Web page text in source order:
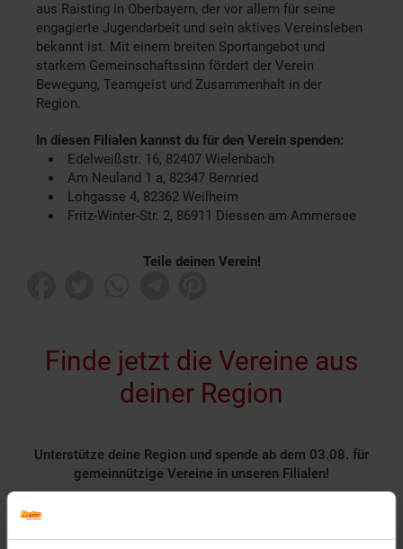
aus Raisting in Oberbayern, der vor allem für seine
engagierte Jugendarbeit und sein aktives Vereinsleben
bekannt ist. Mit einem breiten Sportangebot und
starkem Gemeinschaftssinn fördert der Verein
Bewegung, Teamgeist und Zusammenhalt in der
Region.
In diesen Filialen kannst du für den Verein spenden:
Edelweißstr. 16, 82407 Wielenbach
Am Neuland 1 a, 82347 Bernried
Lohgasse 4, 82362 Weilheim
Fritz-Winter-Str. 2, 86911 Diessen am Ammersee
Teile deinen Verein!
Finde jetzt die Vereine aus
deiner Region
Unterstütze deine Region und spende ab dem 03.08. für
gemeinnützige Vereine in unseren Filialen!
Rund 1400 gemeinnützige Vereine nehmen deutschlandweit